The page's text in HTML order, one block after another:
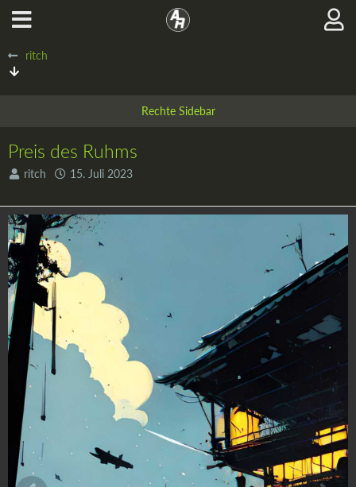
ritch
Preis des Ruhms
ritch 15. Juli 2023